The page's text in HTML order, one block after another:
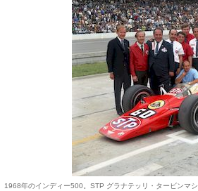
1968年のインディー500。STP グラナテッリ・タービンマ